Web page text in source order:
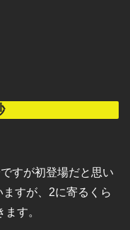
すが初登場だと思い
すが、2に寄るくら
す。